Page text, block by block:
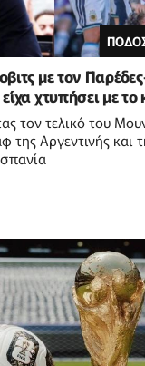
με τον
χτυπήσει με το
τον τελικό του
της Αργεντινής και